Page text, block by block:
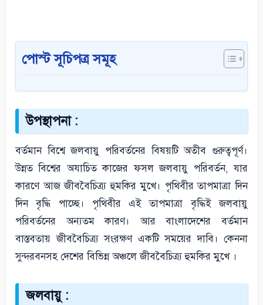
পোস্ট সূচিপত্র সমূহ
উপস্থাপনা :
বর্তমান বিশ্বে জলবায়ু পরিবর্তনের বিষয়টি অতীব গুরুত্বপূর্ণ।
উন্নত বিশ্বের অযাচিত কাজের ফসল জলবায়ু পরিবর্তন, যার
কারণে আজ জীববৈচিত্র্য হুমকির মুখে। পৃথিবীর তাপমাত্রা দিন
দিন বৃদ্ধি পাচ্ছে। পৃথিবীর এই তাপমাত্রা বৃদ্ধিই জলবায়ু
পরিবর্তনের অন্যতম কারণ। আর বাংলাদেশের বর্তমান
বাস্তবতায় জীববৈচিত্র্য সংরক্ষণ একটি সময়ের দাবি। কেননা
সুন্দরবনসহ দেশের বিভিন্ন অঞ্চলে জীববৈচিত্র্য হুমকির মুখে ।
জলবায়ু :